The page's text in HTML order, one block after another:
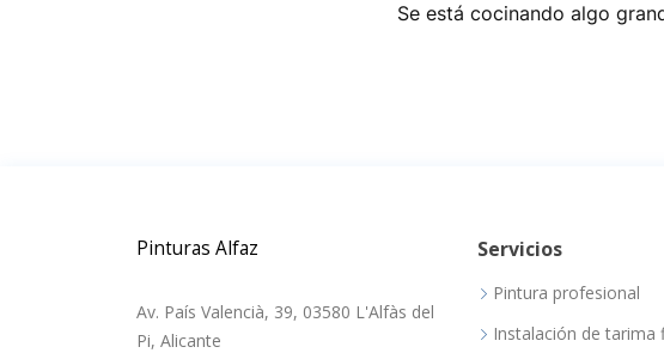
Se está cocinando algo
Pinturas Alfaz
Av. País Valencià, 39, 03580 L'Alfàs del
Pi, Alicante
Servicios
Pintura profesional
Instalación de tarima